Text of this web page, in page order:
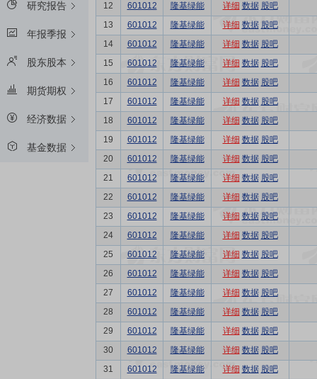
研究报告
年报季报
股东股本
期货期权
经济数据
基金数据
12
601012 隆基绿能 详细 数据 股吧
13
601012 隆基绿能 详细 数据 股吧
14
601012 隆基绿能 详细 数据 股吧
15
601012 隆基绿能 详细 数据 股吧
16
601012 隆基绿能 详细 数据 股吧
17
601012 隆基绿能 详细 数据 股吧
18
601012 隆基绿能 详细 数据 股吧
19
601012 隆基绿能 详细 数据 股吧
20
601012 隆基绿能 详细 数据 股吧
21
601012 隆基绿能 详细 数据 股吧
22
601012 隆基绿能 详细 数据 股吧
23
601012 隆基绿能 详细 数据 股吧
24
601012 隆基绿能 详细 数据 股吧
25
601012 隆基绿能 详细 数据 股吧
26
601012 隆基绿能 详细 数据 股吧
27
601012 隆基绿能 详细 数据 股吧
28
601012 隆基绿能 详细 数据 股吧
29
601012 隆基绿能 详细 数据 股吧
30
601012 隆基绿能 详细 数据 股吧
31
601012 隆基绿能 详细 数据 股吧